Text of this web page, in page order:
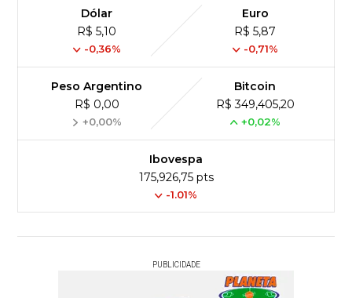
Dólar
R$ 5,10
-0,36%
Euro
R$ 5,87
-0,71%
Peso Argentino
R$ 0,00
+0,00%
Bitcoin
R$ 349,405,20
+0,02%
Ibovespa
175,926,75 pts
-1.01%
PUBLICIDADE